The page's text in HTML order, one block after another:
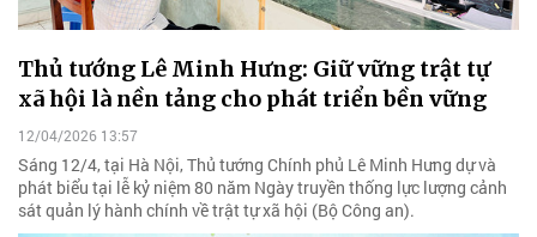
Thủ tướng Lê Minh Hưng: Giữ vững trật tự
xã hội là nền tảng cho phát triển bền vững
12/04/2026 13:57
Sáng 12/4, tại Hà Nội, Thủ tướng Chính phủ Lê Minh Hưng dự và
phát biểu tại lễ kỷ niệm 80 năm Ngày truyền thống lực lượng cảnh
sát quản lý hành chính về trật tự xã hội (Bộ Công an).